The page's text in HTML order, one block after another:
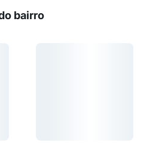
bairro